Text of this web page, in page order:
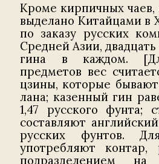
Кроме кирпичных чаев,
выделано Китайцами в
по заказу русских
Средней Азии,
гина в каждом.
предметов вес
цзины, которые бывают
лана; казенный гин
1,47 русского фунта;
составляют
русских фунтов.
употребляют
подразделением